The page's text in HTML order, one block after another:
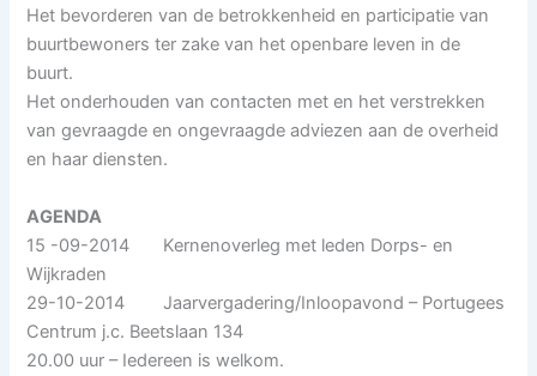
Het bevorderen van de betrokkenheid en participatie van
buurtbewoners ter zake van het openbare leven in de
buurt.
Het onderhouden van contacten met en het verstrekken
van gevraagde en ongevraagde adviezen aan de overheid
en haar diensten.
AGENDA
15 -09-2014 Kernenoverleg met leden Dorps- en
Wijkraden
29-10-2014 Jaarvergadering/Inloopavond – Portugees
Centrum j.c. Beetslaan 134
20.00 uur – Iedereen is welkom.